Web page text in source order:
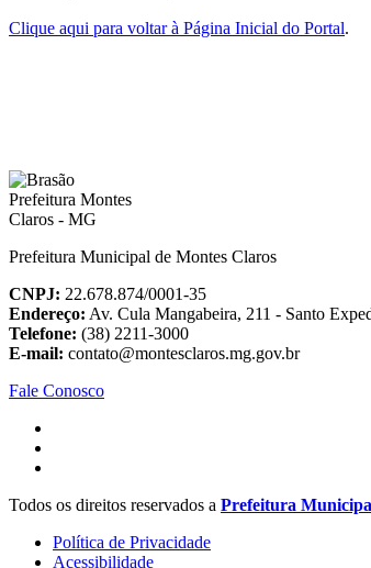
Clique aqui para voltar à Página Inicial do Portal.
Prefeitura Municipal de Montes Claros
CNPJ: 22.678.874/0001-35
Endereço: Av. Cula Mangabeira, 211 - Santo
Telefone: (38) 2211-3000
E-mail: contato@montesclaros.mg.gov.br
Fale Conosco
Todos os direitos reservados a Prefeitura
Política de Privacidade
Acessibilidade